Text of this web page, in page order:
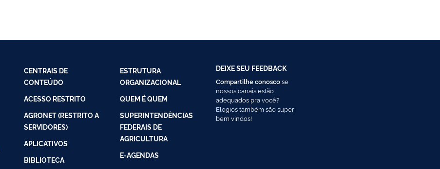
CENTRAIS DE
CONTEÚDO
ACESSO RESTRITO
AGRONET (RESTRITO A
SERVIDORES)
APLICATIVOS
BIBLIOTECA
ESTRUTURA
ORGANIZACIONAL
QUEM É QUEM
SUPERINTENDÊNCIAS
FEDERAIS DE
AGRICULTURA
E-AGENDAS
DEIXE SEU FEEDBACK
Compartilhe conoscose
nossos canais estão
adequados pra você?
Elogios também são super
bem vindos!